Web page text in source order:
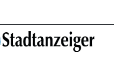
Anwohner sind